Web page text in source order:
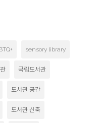
sensory library
국립도서관
도서관 공간
도서관 신축